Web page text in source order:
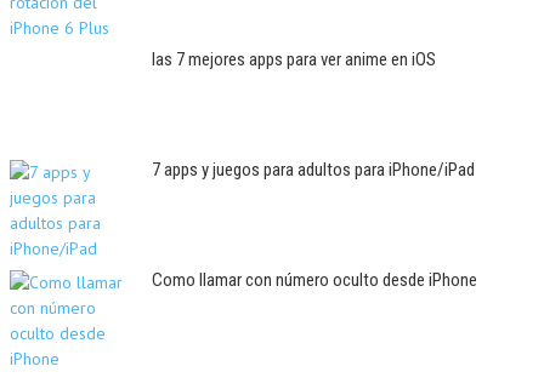
las 7 mejores apps para ver anime en iOS
7 apps y juegos para adultos para iPhone/iPad
Como llamar con número oculto desde iPhone